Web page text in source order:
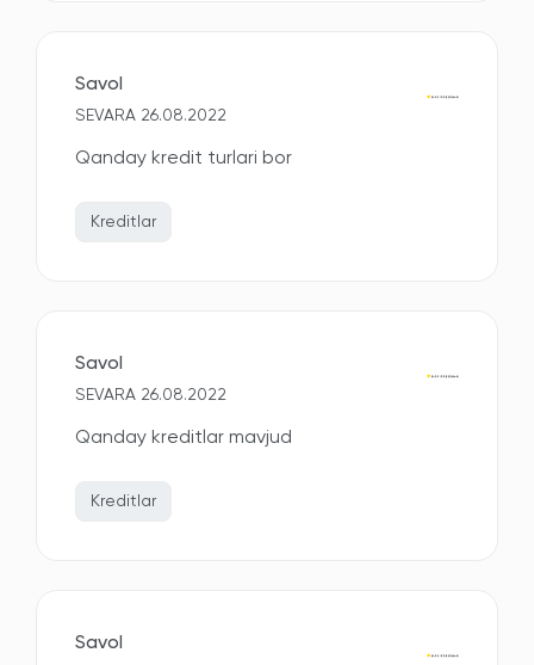
Savol
SEVARA 26.08.2022
Qanday kredit turlari bor
Kreditlar
Savol
SEVARA 26.08.2022
Qanday kreditlar mavjud
Kreditlar
Savol